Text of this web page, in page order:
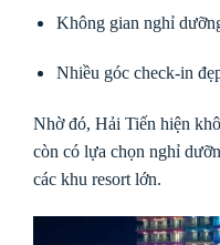
Không gian nghỉ
Nhiều góc check-in
Nhờ đó, Hải Tiến hiện
còn có lựa chọn nghỉ
các khu resort lớn.